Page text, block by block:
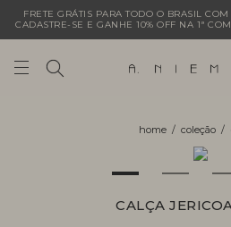
FRETE GRÁTIS PARA TODO O BRASIL
CADASTRE-SE E GANHE 10% OFF NA 1ª
coleção
CALÇA